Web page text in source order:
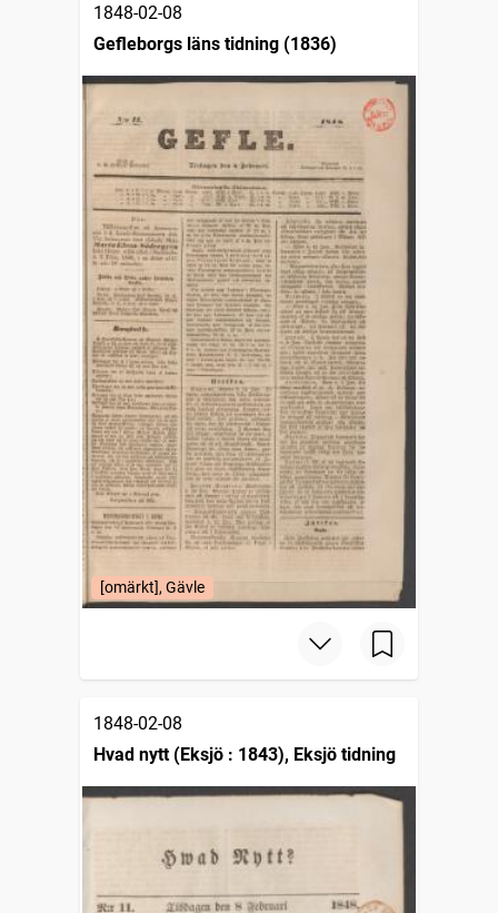
1848-02-08
Gefleborgs läns tidning (1836)
[omärkt], Gävle
1848-02-08
Hvad nytt (Eksjö : 1843), Eksjö tidning